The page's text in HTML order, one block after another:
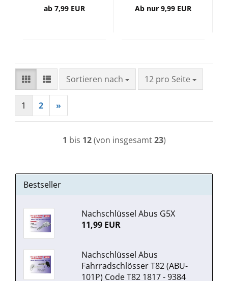
ab 7,99 EUR Ab nur 9,99 EUR
Sortieren nach
Sortieren nach 12 pro Seite
pro Seite
1 2 »
1 bis 12(von insgesamt23)
Bestseller
Nachschlüssel Abus G5X
11,99 EUR
Nachschlüssel Abus
Fahrradschlösser T82 (ABU-
101P) Code T82 1817 - 9384